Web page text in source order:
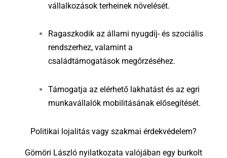
vállalkozások terheinek növelését.
Ragaszkodik az állami nyugdíj- és szociális
rendszerhez, valamint a
családtámogatások megőrzéséhez.
Támogatja az elérhető lakhatást és az egri
munkavállalók mobilitásának elősegítését.
Politikai lojalitás vagy szakmai érdekvédelem?
Gömöri László nyilatkozata valójában egy burkolt